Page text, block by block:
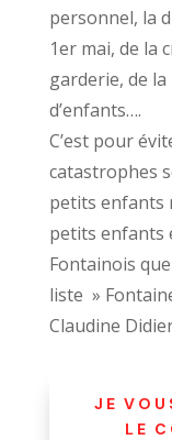
personnel, la
1er mai, de la
garderie, de la
d’enfants….
C’est pour
catastrophes
petits enfants
petits enfants
Fontainois
liste »
Claudine
JE
LE